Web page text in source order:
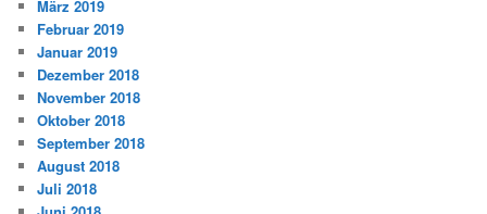
März 2019
Februar 2019
Januar 2019
Dezember 2018
November 2018
Oktober 2018
September 2018
August 2018
Juli 2018